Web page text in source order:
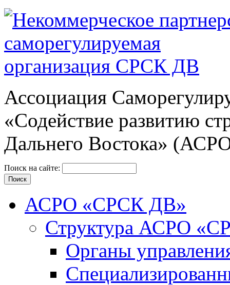
Ассоциация
«Содействие развитию
Дальнего Востока»
Поиск на сайте:
АСРО «СРСК ДВ»
Структура АСРО
Органы